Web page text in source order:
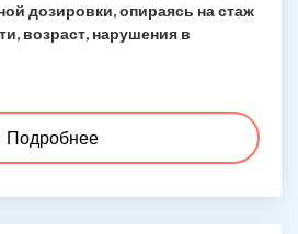
дозировки, опираясь на стаж
возраст, нарушения в
Подробнее